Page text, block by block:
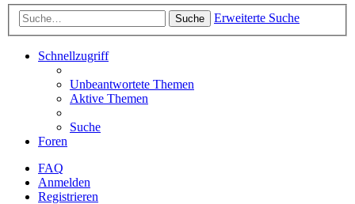
Suche Erweiterte Suche
Schnellzugriff
Unbeantwortete Themen
Aktive Themen
Suche
Foren
FAQ
Anmelden
Registrieren